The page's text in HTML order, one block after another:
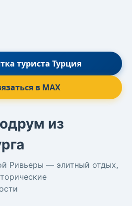
туриста Турция
в MAX
из
Ривьеры — элитный отдых,